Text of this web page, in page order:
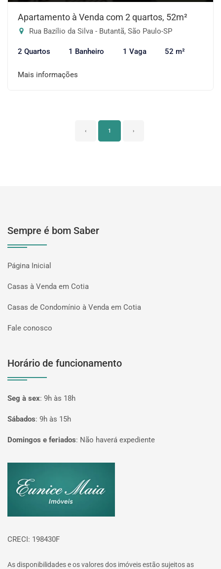
Apartamento à Venda com 2 quartos, 52m²
Rua Bazílio da Silva - Butantã, São Paulo-SP
2 Quartos 1 Banheiro 1 Vaga 52 m²
Mais informações
‹ 1 ›
Sempre é bom Saber
Página Inicial
Casas à Venda em Cotia
Casas de Condomínio à Venda em Cotia
Fale conosco
Horário de funcionamento
Seg à sex: 9h às 18h
Sábados: 9h às 15h
Domingos e feriados: Não haverá expediente
CRECI: 198430F
As disponibilidades e os valores dos imóveis estão sujeitos as